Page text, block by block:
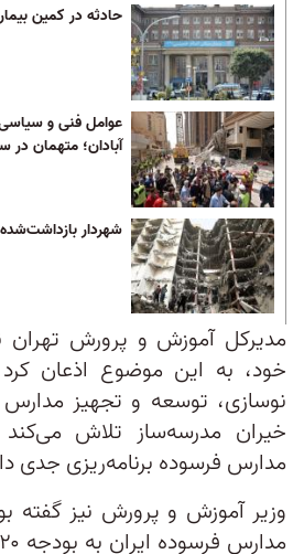
حادثه در کمین
عوامل فنی و سیاسی
آبادان؛ متهمان در
شهردار بازداشت‌شده
مدیرکل آموزش‌ و پرورش تهران
خود، به این موضوع اذعان
نوسازی، توسعه و تجهیز
خیران مدرسه‌ساز تلاش
مدارس فرسوده برنامه‌ریزی جدی
وزیر آموزش‌ و پرورش نیز گفته